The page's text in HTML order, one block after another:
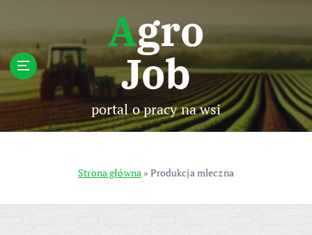
p
t
c
n
Agro
Job
portal o pracy na wsi
Strona główna »Produkcja mleczna